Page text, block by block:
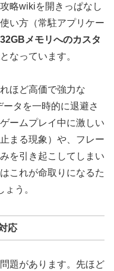
略wikiを開きっぱなし
い方（常駐アプリケー
32GBメモリへのカスタ
となっています。
ほど高価で強力な
タを一時的に退避さ
ームプレイ中に激しい
まる現象）や、フレー
を引き起こしてしまい
これが命取りになるた
う。
応
題があります。先ほど